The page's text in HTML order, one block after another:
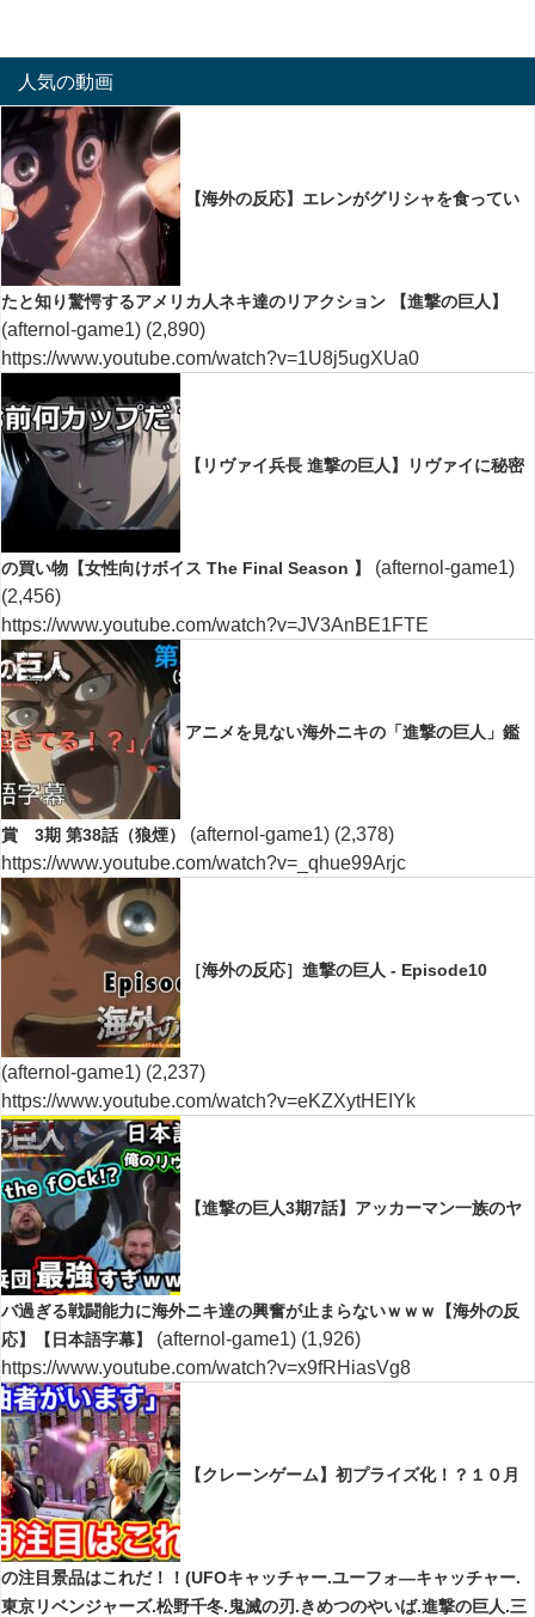
人気の動画
【海外の反応】エレンがグリシャを食ってい
たと知り驚愕するアメリカ人ネキ達のリアクション 【進撃の巨人】
(afternol-game1) (2,890)
https://www.youtube.com/watch?v=1U8j5ugXUa0
【リヴァイ兵長 進撃の巨人】リヴァイに秘密
の買い物【女性向けボイス The Final Season 】
(afternol-game1)
(2,456)
https://www.youtube.com/watch?v=JV3AnBE1FTE
アニメを見ない海外ニキの「進撃の巨人」鑑
賞 3期 第38話（狼煙） (afternol-game1) (2,378)
https://www.youtube.com/watch?v=_qhue99Arjc
［海外の反応］進撃の巨人 - Episode10
(afternol-game1) (2,237)
https://www.youtube.com/watch?v=eKZXytHEIYk
【進撃の巨人3期7話】アッカーマン一族のヤ
バ過ぎる戦闘能力に海外ニキ達の興奮が止まらないｗｗｗ【海外の反
応】【日本語字幕】
(afternol-game1) (1,926)
https://www.youtube.com/watch?v=x9fRHiasVg8
【クレーンゲーム】初プライズ化！？１０月
の注目景品はこれだ！！(UFOキャッチャー.ユーフォ―キャッチャー.
東京リベンジャーズ.松野千冬.鬼滅の刃.きめつのやいば.進撃の巨人.三